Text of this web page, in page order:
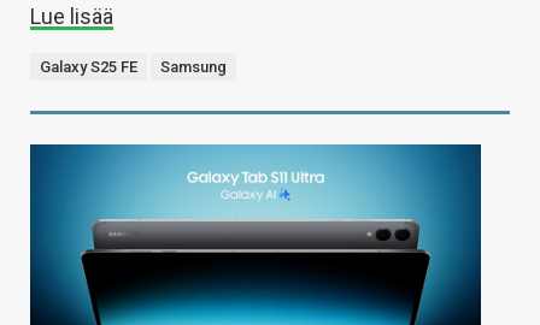
Lue lisää
Galaxy S25 FE Samsung